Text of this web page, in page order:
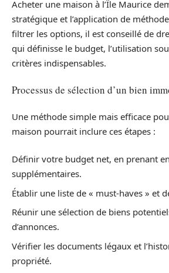
Acheter une maison à l’Île Maurice
stratégique et l’application de
filtrer les options, il est conseillé de
qui définisse le budget, l’utilisation
critères indispensables.
Processus de sélection d’un bien
Une méthode simple mais efficace
maison pourrait inclure ces étapes :
Définir votre budget net, en prenant
supplémentaires.
Établir une liste de « must-haves » et
Réunir une sélection de biens
d’annonces.
Vérifier les documents légaux et
propriété.